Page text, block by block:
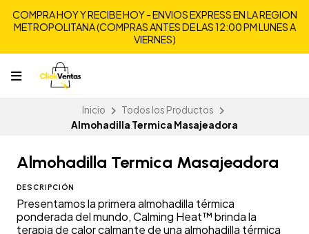
COMPRA HOY Y RECIBE HOY - ENVIOS EXPRESS EN LA REGION
METROPOLITANA (COMPRAS ANTES DE LAS 12:00 PM LUNES A
VIERNES)
Inicio
Todos los Productos
Almohadilla Termica Masajeadora
Almohadilla Termica Masajeadora
DESCRIPCIÓN
Presentamos la primera almohadilla térmica
ponderada del mundo, Calming Heat™ brinda la
terapia de calor calmante de una almohadilla térmica